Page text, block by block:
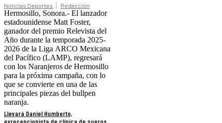
Noticias Deportes Redacción
Hermosillo, Sonora.- El lanzador
estadounidense Matt Foster,
ganador del premio Relevista del
Año durante la temporada 2025-
2026 de la Liga ARCO Mexicana
del Pacífico (LAMP), regresará
con los Naranjeros de Hermosillo
para la próxima campaña, con lo
que se convierte en una de las
principales piezas del bullpen
naranja.
Llevará Daniel Humberto,
exrecepcionista de clínica de sueros,